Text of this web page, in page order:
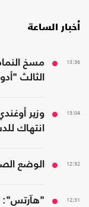
أخبار الساعة
13:36
مسخ
الثالث
13:04
وزير
انتهاك
12:32 الوضع
12:31
"هآرتس":